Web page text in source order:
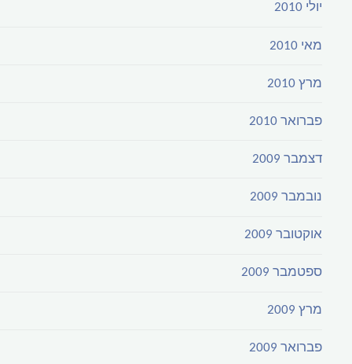
יולי 2010
מאי 2010
מרץ 2010
פברואר 2010
דצמבר 2009
נובמבר 2009
אוקטובר 2009
ספטמבר 2009
מרץ 2009
פברואר 2009